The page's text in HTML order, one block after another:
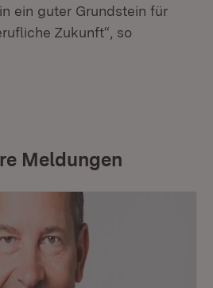
ein guter Grundstein für
Zukunft“, so
Meldungen